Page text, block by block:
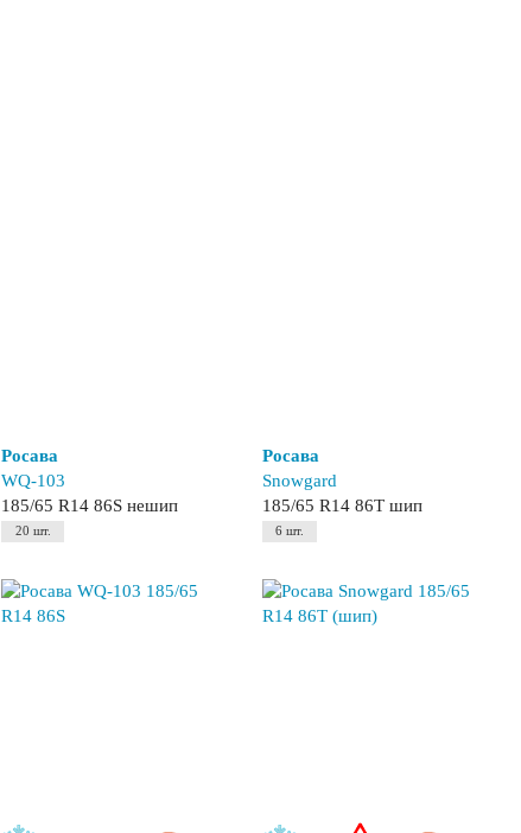
Росава
WQ-103
185/65 R14 86S нешип
20 шт.
Росава
Snowgard
185/65 R14 86T шип
6 шт.